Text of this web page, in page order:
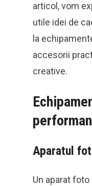
articol, vom
utile idei de
la
accesorii
creative.
Aparatul
Un aparat